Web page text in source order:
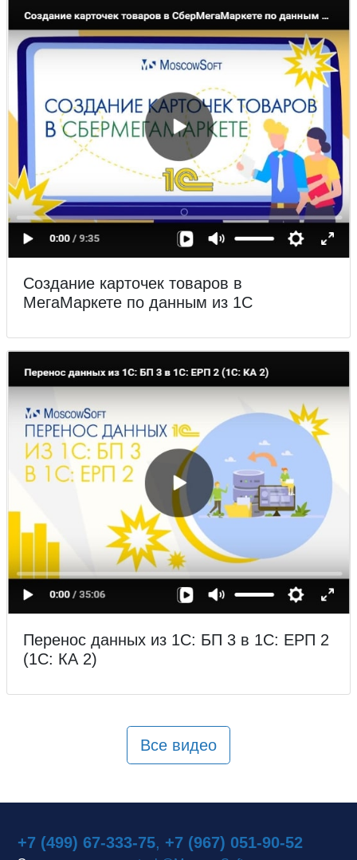
Создание карточек товаров в
МегаМаркете по данным из 1С
Перенос данных из 1С: БП 3 в 1С: ЕРП 2
(1С: КА 2)
Все видео
+7 (499) 67-333-75, +7 (967) 051-90-52